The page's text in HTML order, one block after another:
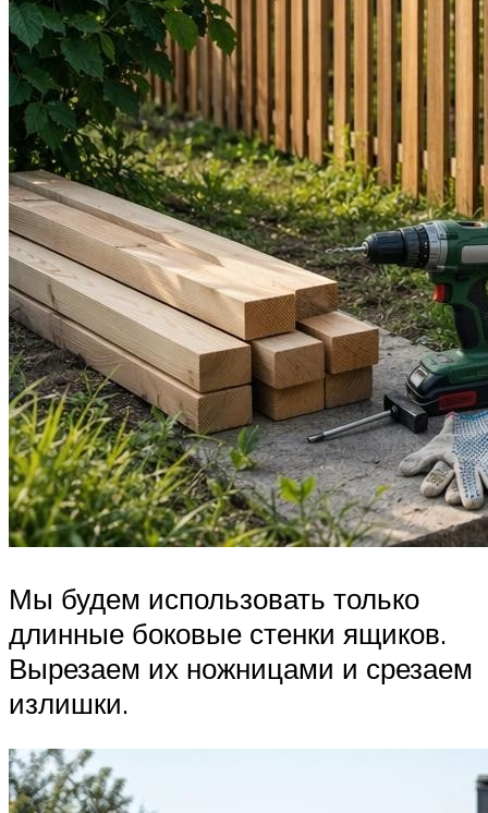
Мы будем использовать только
длинные боковые стенки ящиков.
Вырезаем их ножницами и срезаем
излишки.